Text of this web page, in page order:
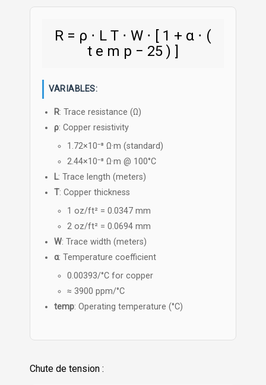
R = ρ ⋅ L T ⋅ W ⋅ [ 1 + α ⋅ (
t e m p − 25 ) ]
VARIABLES:
R: Trace resistance (Ω)
ρ: Copper resistivity
1.72×10⁻⁸ Ω·m (standard)
2.44×10⁻⁸ Ω·m @ 100°C
L: Trace length (meters)
T: Copper thickness
1 oz/ft² = 0.0347 mm
2 oz/ft² = 0.0694 mm
W: Trace width (meters)
α: Temperature coefficient
0.00393/°C for copper
≈ 3900 ppm/°C
temp: Operating temperature (°C)
Chute de tension :